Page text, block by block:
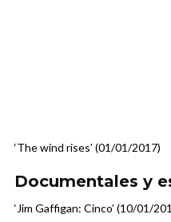
‘The wind rises’ (01/01/2017)
Documentales y
‘Jim Gaffigan: Cinco’ (10/01/